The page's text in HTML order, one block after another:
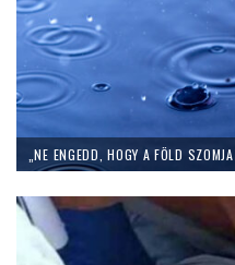
„NE ENGEDD, HOGY A FÖLD